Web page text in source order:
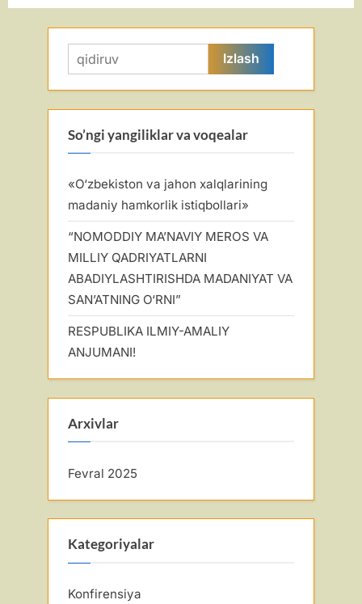
Qidirshish:
So’ngi yangiliklar va voqealar
«O‘zbekiston va jahon xalqlarining
madaniy hamkorlik istiqbollari»
“NOMODDIY MA’NAVIY MEROS VA
MILLIY QADRIYATLARNI
ABADIYLASHTIRISHDA MADANIYAT VA
SAN’ATNING O‘RNI”
RESPUBLIKA ILMIY-AMALIY
ANJUMANI!
Arxivlar
Fevral 2025
Kategoriyalar
Konfirensiya